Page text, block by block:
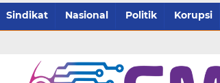
Sindikat Nasional Politik Korupsi